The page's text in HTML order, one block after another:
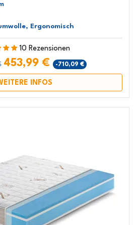
Ergonomisch
10 Rezensionen
453,99 € -710,09 €
INFOS